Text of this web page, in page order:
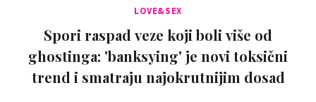
LOVE&SEX
Spori raspad veze koji boli više od
ghostinga: 'banksying' je novi toksični
trend i smatraju najokrutnijim dosad